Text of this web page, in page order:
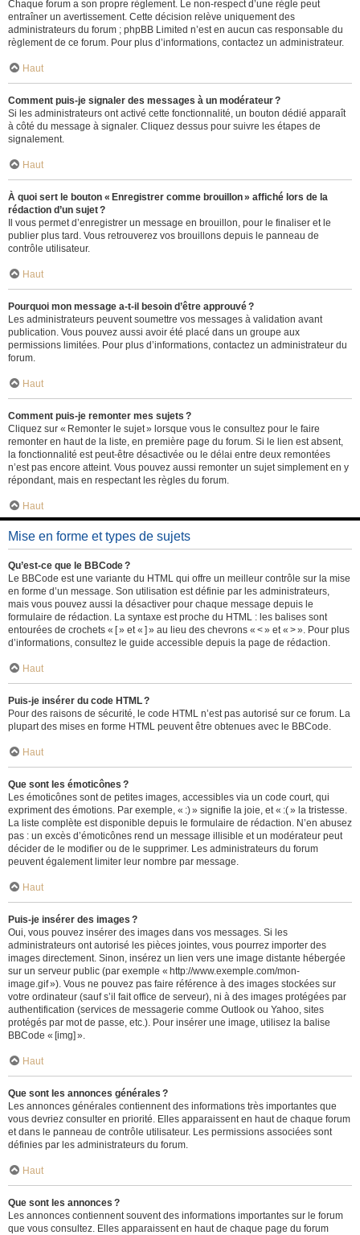
Chaque forum a son propre règlement. Le non-respect d’une règle peut
entraîner un avertissement. Cette décision relève uniquement des
administrateurs du forum ; phpBB Limited n’est en aucun cas responsable du
règlement de ce forum. Pour plus d’informations, contactez un administrateur.
Haut
Comment puis-je signaler des messages à un modérateur ?
Si les administrateurs ont activé cette fonctionnalité, un bouton dédié apparaît
à côté du message à signaler. Cliquez dessus pour suivre les étapes de
signalement.
Haut
À quoi sert le bouton « Enregistrer comme brouillon » affiché lors de la
rédaction d’un sujet ?
Il vous permet d’enregistrer un message en brouillon, pour le finaliser et le
publier plus tard. Vous retrouverez vos brouillons depuis le panneau de
contrôle utilisateur.
Haut
Pourquoi mon message a-t-il besoin d’être approuvé ?
Les administrateurs peuvent soumettre vos messages à validation avant
publication. Vous pouvez aussi avoir été placé dans un groupe aux
permissions limitées. Pour plus d’informations, contactez un administrateur du
forum.
Haut
Comment puis-je remonter mes sujets ?
Cliquez sur « Remonter le sujet » lorsque vous le consultez pour le faire
remonter en haut de la liste, en première page du forum. Si le lien est absent,
la fonctionnalité est peut-être désactivée ou le délai entre deux remontées
n’est pas encore atteint. Vous pouvez aussi remonter un sujet simplement en y
répondant, mais en respectant les règles du forum.
Haut
Mise en forme et types de sujets
Qu’est-ce que le BBCode ?
Le BBCode est une variante du HTML qui offre un meilleur contrôle sur la mise
en forme d’un message. Son utilisation est définie par les administrateurs,
mais vous pouvez aussi la désactiver pour chaque message depuis le
formulaire de rédaction. La syntaxe est proche du HTML : les balises sont
entourées de crochets « [ » et « ] » au lieu des chevrons « < » et « > ». Pour plus
d’informations, consultez le guide accessible depuis la page de rédaction.
Haut
Puis-je insérer du code HTML ?
Pour des raisons de sécurité, le code HTML n’est pas autorisé sur ce forum. La
plupart des mises en forme HTML peuvent être obtenues avec le BBCode.
Haut
Que sont les émoticônes ?
Les émoticônes sont de petites images, accessibles via un code court, qui
expriment des émotions. Par exemple, « :) » signifie la joie, et « :( » la tristesse.
La liste complète est disponible depuis le formulaire de rédaction. N’en abusez
pas : un excès d’émoticônes rend un message illisible et un modérateur peut
décider de le modifier ou de le supprimer. Les administrateurs du forum
peuvent également limiter leur nombre par message.
Haut
Puis-je insérer des images ?
Oui, vous pouvez insérer des images dans vos messages. Si les
administrateurs ont autorisé les pièces jointes, vous pourrez importer des
images directement. Sinon, insérez un lien vers une image distante hébergée
sur un serveur public (par exemple « http://www.exemple.com/mon-
image.gif »). Vous ne pouvez pas faire référence à des images stockées sur
votre ordinateur (sauf s’il fait office de serveur), ni à des images protégées par
authentification (services de messagerie comme Outlook ou Yahoo, sites
protégés par mot de passe, etc.). Pour insérer une image, utilisez la balise
BBCode « [img] ».
Haut
Que sont les annonces générales ?
Les annonces générales contiennent des informations très importantes que
vous devriez consulter en priorité. Elles apparaissent en haut de chaque forum
et dans le panneau de contrôle utilisateur. Les permissions associées sont
définies par les administrateurs du forum.
Haut
Que sont les annonces ?
Les annonces contiennent souvent des informations importantes sur le forum
que vous consultez. Elles apparaissent en haut de chaque page du forum